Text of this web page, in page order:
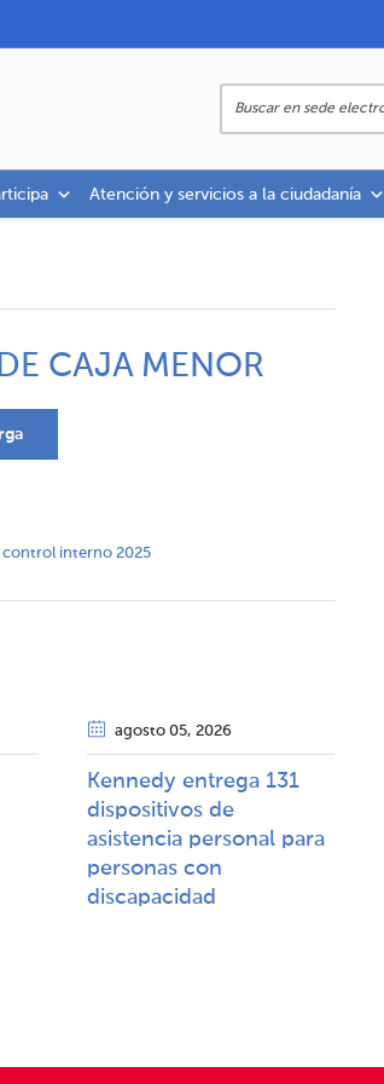
Atención y servicios a la ciudadanía
CAJA MENOR
control interno 2025
agosto 05, 2026
Kennedy entrega 131
dispositivos de
asistencia personal para
personas con
discapacidad​​